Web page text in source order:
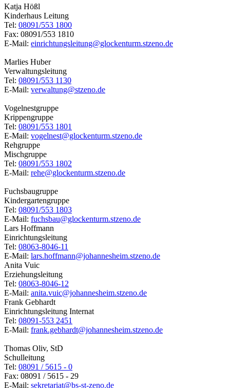
Katja Hößl
Kinderhaus Leitung
Tel: 08091/553 1800
Fax: 08091/553 1810
E-Mail: einrichtungsleitung@glockenturm.stzeno.de
Marlies Huber
Verwaltungsleitung
Tel: 08091/553 1130
E-Mail: verwaltung@stzeno.de
Vogelnestgruppe
Krippengruppe
Tel: 08091/553 1801
E-Mail: vogelnest@glockenturm.stzeno.de
Rehgruppe
Mischgruppe
Tel: 08091/553 1802
E-Mail: rehe@glockenturm.stzeno.de
Fuchsbaugruppe
Kindergartengruppe
Tel: 08091/553 1803
E-Mail: fuchsbau@glockenturm.stzeno.de
Lars Hoffmann
Einrichtungsleitung
Tel: 08063-8046-11
E-Mail: lars.hoffmann@johannesheim.stzeno.de
Anita Vuic
Erziehungsleitung
Tel: 08063-8046-12
E-Mail: anita.vuic@johannesheim.stzeno.de
Frank Gebhardt
Einrichtungsleitung Internat
Tel: 08091-553 2451
E-Mail: frank.gebhardt@johannesheim.stzeno.de
Thomas Oliv, StD
Schulleitung
Tel: 08091 / 5615 - 0
Fax: 08091 / 5615 - 29
E-Mail: sekretariat@bs-st-zeno.de